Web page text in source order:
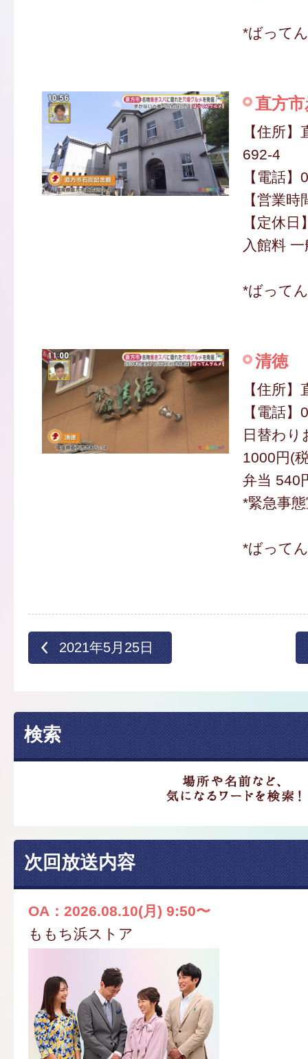
*ばって
直方
【住所
692-4
【電話
【営業
【定休日
入館料
*ばって
清徳
【住所
【電話
日替わ
1000円(
弁当 540
*緊急事
*ばって
2021年5月25日
検索
次回放送内容
OA：2026.08.10(月) 9:50〜
ももち浜ストア